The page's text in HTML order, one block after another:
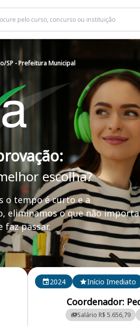
SP - Prefeitura Municipal
escolha?
o tempo é curto e a
eliminamos o que não importa
faz passar.
2024 Início Imediato
Coordenador:
Salário R$ 5.656,79